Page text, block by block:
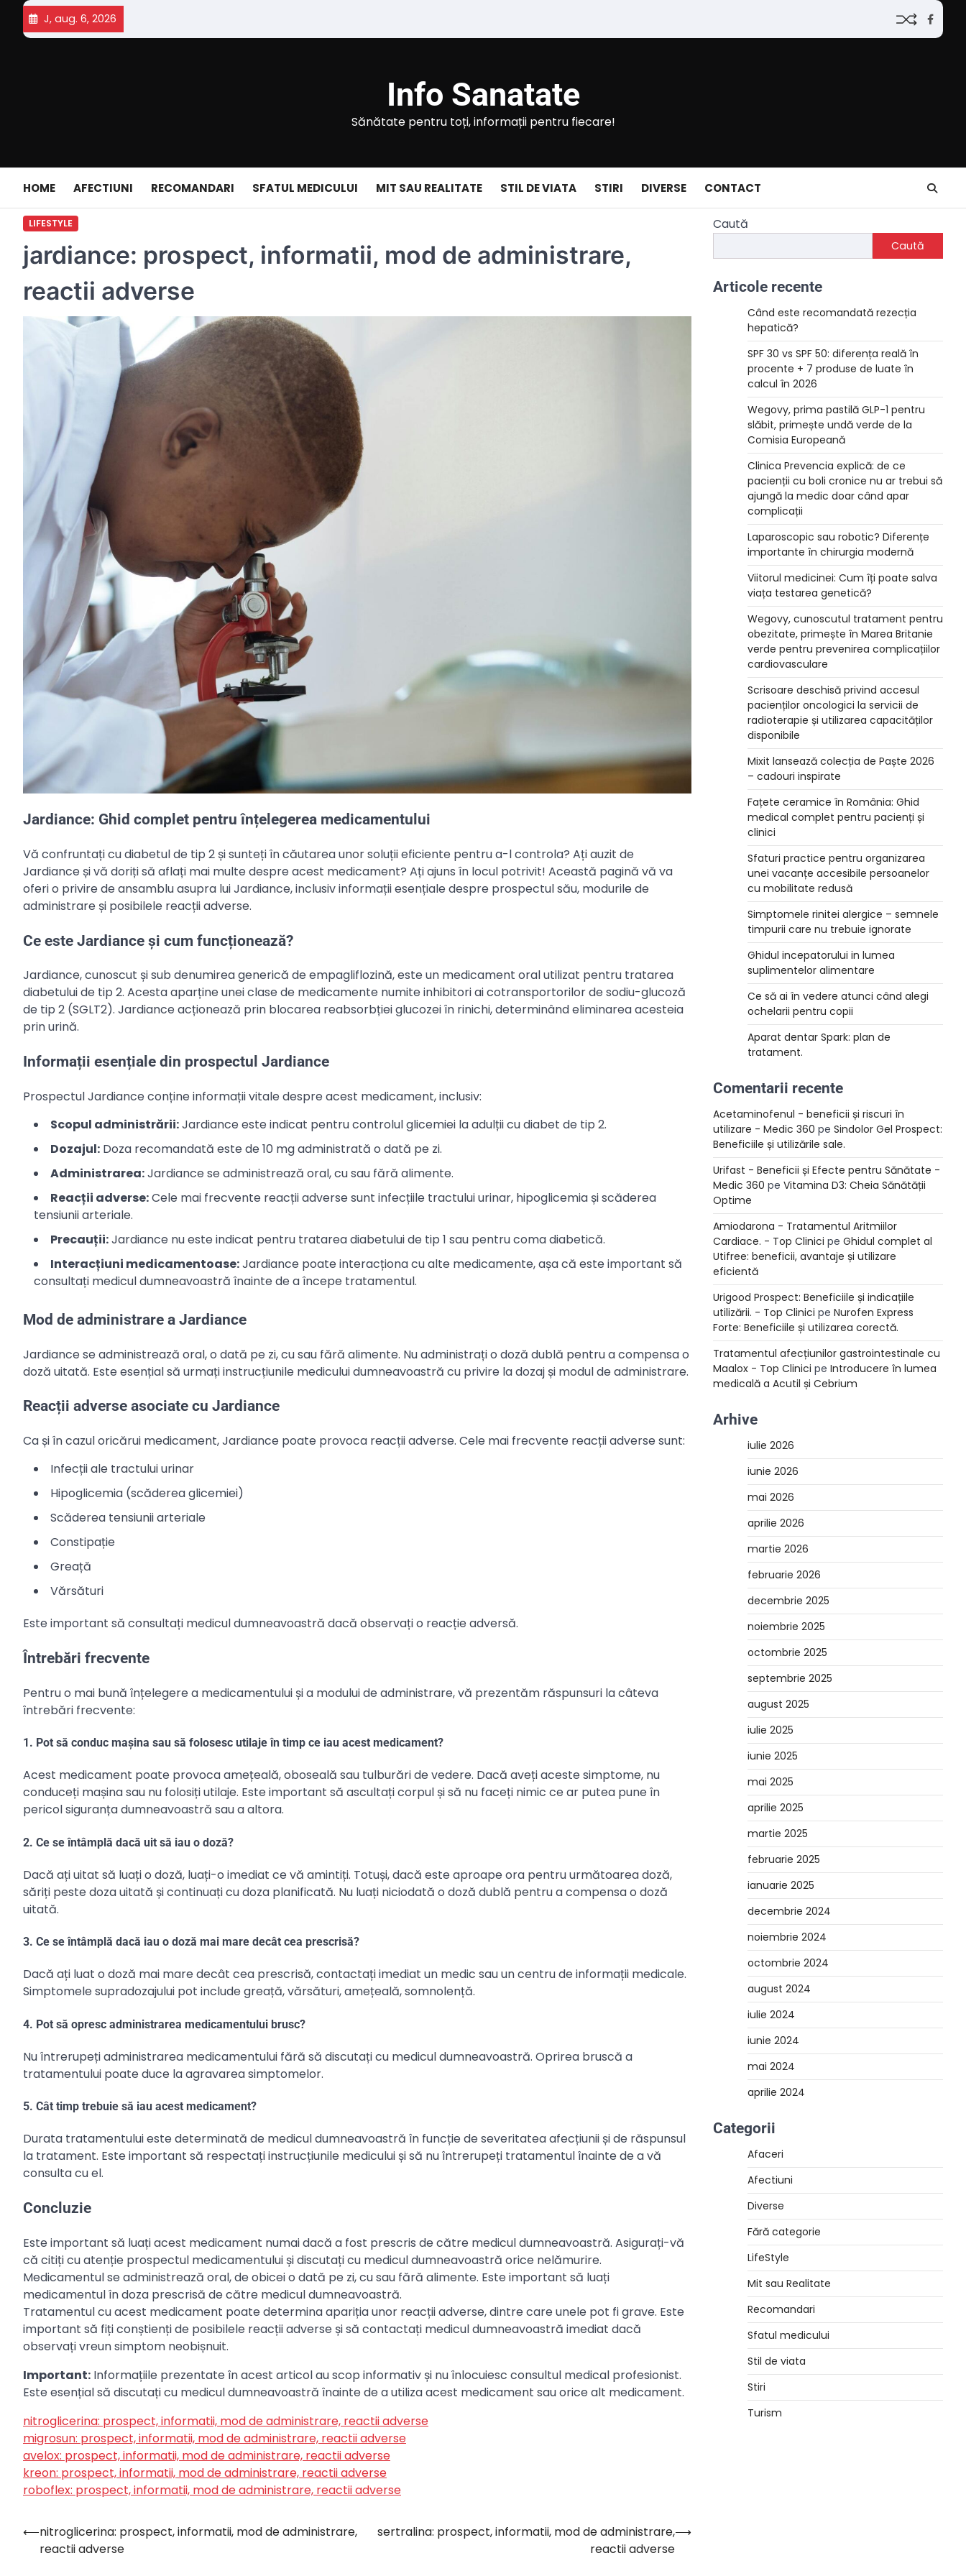
content
J, aug. 6, 2026
Info Sanatate
Sănătate pentru toți, informații pentru fiecare!
HOME AFECTIUNI RECOMANDARI SFATUL MEDICULUI MIT SAU REALITATE STIL DE VIATA STIRI DIVERSE CONTACT
LIFESTYLE
jardiance: prospect, informatii, mod de administrare,
reactii adverse
Jardiance: Ghid complet pentru înțelegerea medicamentului
Vă confruntați cu diabetul de tip 2 și sunteți în căutarea unor soluții eficiente pentru a-l controla? Ați auzit de
Jardiance și vă doriți să aflați mai multe despre acest medicament? Ați ajuns în locul potrivit! Această pagină vă va
oferi o privire de ansamblu asupra lui Jardiance, inclusiv informații esențiale despre prospectul său, modurile de
administrare și posibilele reacții adverse.
Ce este Jardiance și cum funcționează?
Jardiance, cunoscut și sub denumirea generică de empagliflozină, este un medicament oral utilizat pentru tratarea
diabetului de tip 2. Acesta aparține unei clase de medicamente numite inhibitori ai cotransportorilor de sodiu-glucoză
de tip 2 (SGLT2). Jardiance acționează prin blocarea reabsorbției glucozei în rinichi, determinând eliminarea acesteia
prin urină.
Informații esențiale din prospectul Jardiance
Prospectul Jardiance conține informații vitale despre acest medicament, inclusiv:
Scopul administrării:Jardiance este indicat pentru controlul glicemiei la adulții cu diabet de tip 2.
Dozajul: Doza recomandată este de 10 mg administrată o dată pe zi.
Administrarea:Jardiance se administrează oral, cu sau fără alimente.
Reacții adverse:Cele mai frecvente reacții adverse sunt infecțiile tractului urinar, hipoglicemia și scăderea
tensiunii arteriale.
Precauții:Jardiance nu este indicat pentru tratarea diabetului de tip 1 sau pentru coma diabetică.
Interacțiuni medicamentoase:Jardiance poate interacționa cu alte medicamente, așa că este important să
consultați medicul dumneavoastră înainte de a începe tratamentul.
Mod de administrare a Jardiance
Jardiance se administrează oral, o dată pe zi, cu sau fără alimente. Nu administrați o doză dublă pentru a compensa o
doză uitată. Este esențial să urmați instrucțiunile medicului dumneavoastră cu privire la dozaj și modul de administrare.
Reacții adverse asociate cu Jardiance
Ca și în cazul oricărui medicament, Jardiance poate provoca reacții adverse. Cele mai frecvente reacții adverse sunt:
Infecții ale tractului urinar
Hipoglicemia (scăderea glicemiei)
Scăderea tensiunii arteriale
Constipație
Greață
Vărsături
Este important să consultați medicul dumneavoastră dacă observați o reacție adversă.
Întrebări frecvente
Pentru o mai bună înțelegere a medicamentului și a modului de administrare, vă prezentăm răspunsuri la câteva
întrebări frecvente:
1. Pot să conduc mașina sau să folosesc utilaje în timp ce iau acest medicament?
Acest medicament poate provoca amețeală, oboseală sau tulburări de vedere. Dacă aveți aceste simptome, nu
conduceți mașina sau nu folosiți utilaje. Este important să ascultați corpul și să nu faceți nimic ce ar putea pune în
pericol siguranța dumneavoastră sau a altora.
2. Ce se întâmplă dacă uit să iau o doză?
Dacă ați uitat să luați o doză, luați-o imediat ce vă amintiți. Totuși, dacă este aproape ora pentru următoarea doză,
săriți peste doza uitată și continuați cu doza planificată. Nu luați niciodată o doză dublă pentru a compensa o doză
uitată.
3. Ce se întâmplă dacă iau o doză mai mare decât cea prescrisă?
Dacă ați luat o doză mai mare decât cea prescrisă, contactați imediat un medic sau un centru de informații medicale.
Simptomele supradozajului pot include greață, vărsături, amețeală, somnolență.
4. Pot să opresc administrarea medicamentului brusc?
Nu întrerupeți administrarea medicamentului fără să discutați cu medicul dumneavoastră. Oprirea bruscă a
tratamentului poate duce la agravarea simptomelor.
5. Cât timp trebuie să iau acest medicament?
Durata tratamentului este determinată de medicul dumneavoastră în funcție de severitatea afecțiunii și de răspunsul
la tratament. Este important să respectați instrucțiunile medicului și să nu întrerupeți tratamentul înainte de a vă
consulta cu el.
Concluzie
Este important să luați acest medicament numai dacă a fost prescris de către medicul dumneavoastră. Asigurați-vă
că citiți cu atenție prospectul medicamentului și discutați cu medicul dumneavoastră orice nelămurire.
Medicamentul se administrează oral, de obicei o dată pe zi, cu sau fără alimente. Este important să luați
medicamentul în doza prescrisă de către medicul dumneavoastră.
Tratamentul cu acest medicament poate determina apariția unor reacții adverse, dintre care unele pot fi grave. Este
important să fiți conștienți de posibilele reacții adverse și să contactați medicul dumneavoastră imediat dacă
observați vreun simptom neobișnuit.
Important: Informațiile prezentate în acest articol au scop informativ și nu înlocuiesc consultul medical profesionist.
Este esențial să discutați cu medicul dumneavoastră înainte de a utiliza acest medicament sau orice alt medicament.
nitroglicerina: prospect, informatii, mod de administrare, reactii adverse
migrosun: prospect, informatii, mod de administrare, reactii adverse
avelox: prospect, informatii, mod de administrare, reactii adverse
kreon: prospect, informatii, mod de administrare, reactii adverse
roboflex: prospect, informatii, mod de administrare, reactii adverse
Navigare
⟵nitroglicerina: prospect, informatii, mod de administrare,
reactii adverse
sertralina: prospect, informatii, mod de administrare,
reactii adverse
⟶
Caută
Caută
Articole recente
Când este recomandată rezecția
hepatică?
SPF 30 vs SPF 50: diferența reală în
procente + 7 produse de luate în
calcul în 2026
Wegovy, prima pastilă GLP-1 pentru
slăbit, primește undă verde de la
Comisia Europeană
Clinica Prevencia explică: de ce
pacienții cu boli cronice nu ar trebui să
ajungă la medic doar când apar
complicații
Laparoscopic sau robotic? Diferențe
importante în chirurgia modernă
Viitorul medicinei: Cum îți poate salva
viața testarea genetică?
Wegovy, cunoscutul tratament pentru
obezitate, primește în Marea Britanie
verde pentru prevenirea complicațiilor
cardiovasculare
Scrisoare deschisă privind accesul
pacienților oncologici la servicii de
radioterapie și utilizarea capacităților
disponibile
Mixit lansează colecția de Paște 2026
– cadouri inspirate
Fațete ceramice în România: Ghid
medical complet pentru pacienți și
clinici
Sfaturi practice pentru organizarea
unei vacanțe accesibile persoanelor
cu mobilitate redusă
Simptomele rinitei alergice – semnele
timpurii care nu trebuie ignorate
Ghidul incepatorului in lumea
suplimentelor alimentare
Ce să ai în vedere atunci când alegi
ochelarii pentru copii
Aparat dentar Spark: plan de
tratament.
Comentarii recente
Acetaminofenul - beneficii și riscuri în
utilizare - Medic 360 pe Sindolor Gel Prospect:
Beneficiile și utilizările sale.
Urifast - Beneficii și Efecte pentru Sănătate -
Medic 360 pe Vitamina D3: Cheia Sănătății
Optime
Amiodarona - Tratamentul Aritmiilor
Cardiace. - Top Clinici pe Ghidul complet al
Utifree: beneficii, avantaje și utilizare
eficientă
Urigood Prospect: Beneficiile și indicațiile
utilizării. - Top Clinici pe Nurofen Express
Forte: Beneficiile și utilizarea corectă.
Tratamentul afecțiunilor gastrointestinale cu
Maalox - Top Clinici pe Introducere în lumea
medicală a Acutil și Cebrium
Arhive
iulie 2026
iunie 2026
mai 2026
aprilie 2026
martie 2026
februarie 2026
decembrie 2025
noiembrie 2025
octombrie 2025
septembrie 2025
august 2025
iulie 2025
iunie 2025
mai 2025
aprilie 2025
martie 2025
februarie 2025
ianuarie 2025
decembrie 2024
noiembrie 2024
octombrie 2024
august 2024
iulie 2024
iunie 2024
mai 2024
aprilie 2024
Categorii
Afaceri
Afectiuni
Diverse
Fără categorie
LifeStyle
Mit sau Realitate
Recomandari
Sfatul medicului
Stil de viata
Stiri
Turism